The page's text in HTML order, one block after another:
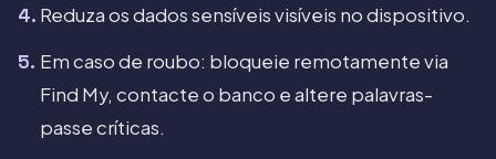
Reduza os dados sensíveis visíveis no dispositivo.
Em caso de roubo: bloqueie remotamente via
Find My, contacte o banco e altere palavras-
passe críticas.